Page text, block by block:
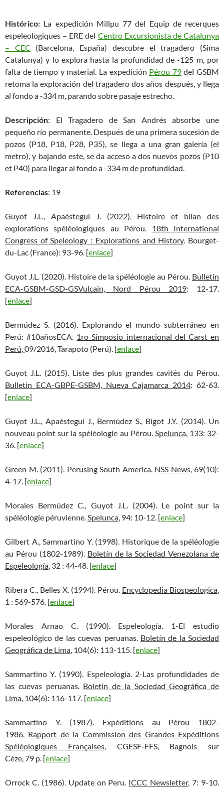
Histórico: La expedición Millpu 77 del Equip de recerques
espeleologiques – ERE del Centro Excursionista de Catalunya
– CEC (Barcelona, España) descubre el tragadero (Sima
Catalunya) y lo explora hasta la profundidad de -125 m, por
falta de tiempo y material. La expedición Pérou 79del GSBM
retoma la exploración del tragadero dos años después, y llega
al fondo a -334 m, parando sobre pasaje estrecho.
Descripción: El Tragadero de San Andrés absorbe une
pequeño río permanente. Después de una primera sucesión de
pozos (P18, P18, P28, P35), se llega a una gran galería (el
metro), y bajando este, se da acceso a dos nuevos pozos (P10
et P40) para llegar al fondo a -334 m de profundidad.
Referencias: 19
Guyot J.L., Apaéstegui J. (2022). Histoire et bilan des
explorations spéléologiques au Pérou. 18th International
Congress of Speleology : Explorations and History. Bourget-
du-Lac (France): 93-96. [enlace]
Guyot J.L. (2020). Histoire de la spéléologie au Pérou. Bulletin
ECA-GSBM-GSD-GSVulcain, Nord Pérou 2019: 12-17.
[enlace]
Bermúdez S. (2016). Explorando el mundo subterráneo en
Perú: #10añosECA. 1ro Simposio internacional del Carst en
Perú,09/2016, Tarapoto (Perú). [enlace]
Guyot J.L. (2015). Liste des plus grandes cavités du Pérou.
Bulletin ECA-GBPE-GSBM, Nueva Cajamarca 2014: 62-63.
[enlace]
Guyot J.L., Apaéstegui J., Bermúdez S., Bigot J.Y. (2014). Un
nouveau point sur la spéléologie au Pérou. Spelunca, 133: 32-
36. [enlace]
Green M. (2011). Perusing South America. NSS News, 69(10):
4-17. [enlace]
Morales Bermúdez C., Guyot J.L. (2004). Le point sur la
spéléologie péruvienne.Spelunca, 94: 10-12. [enlace]
Gilbert A., Sammartino Y. (1998). Historique de la spéléologie
au Pérou (1802-1989). Boletín de la Sociedad Venezolana de
Espeleología, 32 : 44-48. [enlace]
Ribera C., Belles X. (1994). Pérou. Encyclopedia Biospeologica,
1 : 569-576. [enlace]
Morales Arnao C. (1990). Espeleología. 1-El estudio
espeleológico de las cuevas peruanas. Boletín de la Sociedad
Geográfica de Lima, 104(6): 113-115. [enlace]
Sammartino Y. (1990). Espeleología. 2-Las profundidades de
las cuevas peruanas. Boletín de la Sociedad Geográfica de
Lima, 104(6): 116-117. [enlace]
Sammartino Y. (1987). Expéditions au Pérou 1802-
1986. Rapport de la Commission des Grandes Expéditions
Spéléologiques Françaises, CGESF-FFS, Bagnols sur
Cèze, 79 p. [enlace]
Orrock C. (1986). Update on Peru. ICCC Newsletter, 7: 9-10.